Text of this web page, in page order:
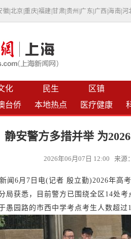
徽 北京 |重庆 福建 |甘肃 贵州 广东 广西 海南 河
化 民生 区镇
台侨 本地热点 医疗健康
静安警方多措并举 为
2026年06月07日 12:00 来源
闻6月7日电(记者 殷立勤)2026年高
局获悉，目前警方已围绕全区14处
愚园路的市西中学考点考生人数超过